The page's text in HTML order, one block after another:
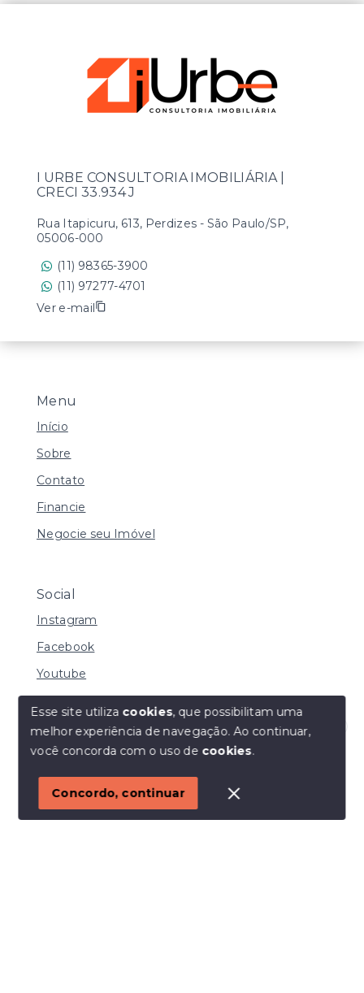
Olá! Estamos disponíveis para te ajudar.
Menu
Início
Sobre
Contato
Financie
Negocie seu Imóvel
Social
Instagram
Facebook
Youtube
© Copyright 2026 - I URBE CONSULTORIA
IMOBILIÁRIA | CRECI 33.934 J - Todos os direitos
SITE PARA IMOBILIARIA
I URBE CONSULTORIA IMOBILIÁRIA |
CRECI 33.934 J
Rua Itapicuru, 613, Perdizes - São Paulo/SP,
05006-000
(11) 98365-3900
(11) 97277-4701
Ver e-mail
Esse site utiliza cookies, que possibilitam uma
melhor experiência de navegação.Ao continuar,
você concorda com o uso de cookies.
Concordo, continuar